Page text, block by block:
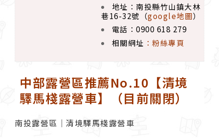
地址：南投縣竹山鎮大林
巷16-32號（google地圖）
電話：0900 618 279
相關網址 ：粉絲專頁
中部露營區推薦No.10【清境
驛馬棧露營車】（目前關閉）
南投露營區｜清境驛馬棧露營車